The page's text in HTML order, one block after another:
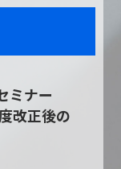
ミナー
改正後の